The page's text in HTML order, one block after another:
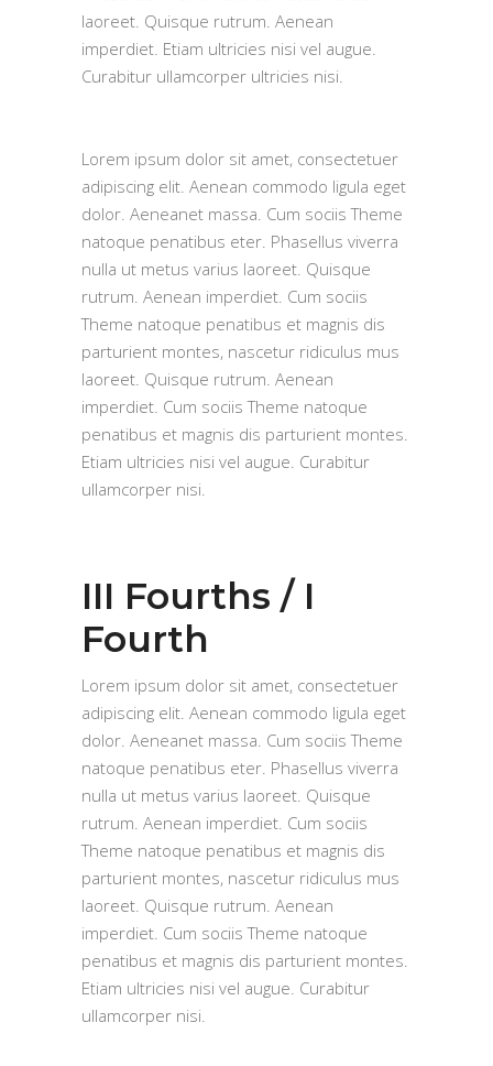
laoreet. Quisque rutrum. Aenean
imperdiet. Etiam ultricies nisi vel augue.
Curabitur ullamcorper ultricies nisi.
Lorem ipsum dolor sit amet, consectetuer
adipiscing elit. Aenean commodo ligula eget
dolor. Aeneanet massa. Cum sociis Theme
natoque penatibus eter. Phasellus viverra
nulla ut metus varius laoreet. Quisque
rutrum. Aenean imperdiet. Cum sociis
Theme natoque penatibus et magnis dis
parturient montes, nascetur ridiculus mus
laoreet. Quisque rutrum. Aenean
imperdiet. Cum sociis Theme natoque
penatibus et magnis dis parturient montes.
Etiam ultricies nisi vel augue. Curabitur
ullamcorper nisi.
III Fourths / I
Fourth
Lorem ipsum dolor sit amet, consectetuer
adipiscing elit. Aenean commodo ligula eget
dolor. Aeneanet massa. Cum sociis Theme
natoque penatibus eter. Phasellus viverra
nulla ut metus varius laoreet. Quisque
rutrum. Aenean imperdiet. Cum sociis
Theme natoque penatibus et magnis dis
parturient montes, nascetur ridiculus mus
laoreet. Quisque rutrum. Aenean
imperdiet. Cum sociis Theme natoque
penatibus et magnis dis parturient montes.
Etiam ultricies nisi vel augue. Curabitur
ullamcorper nisi.